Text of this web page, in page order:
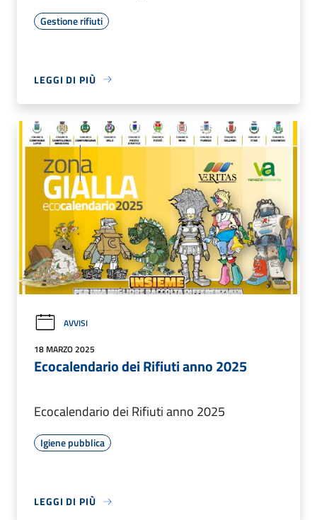
Gestione rifiuti
LEGGI DI PIÙ
AVVISI
18 MARZO 2025
Ecocalendario dei Rifiuti anno 2025
Ecocalendario dei Rifiuti anno 2025
Igiene pubblica
LEGGI DI PIÙ